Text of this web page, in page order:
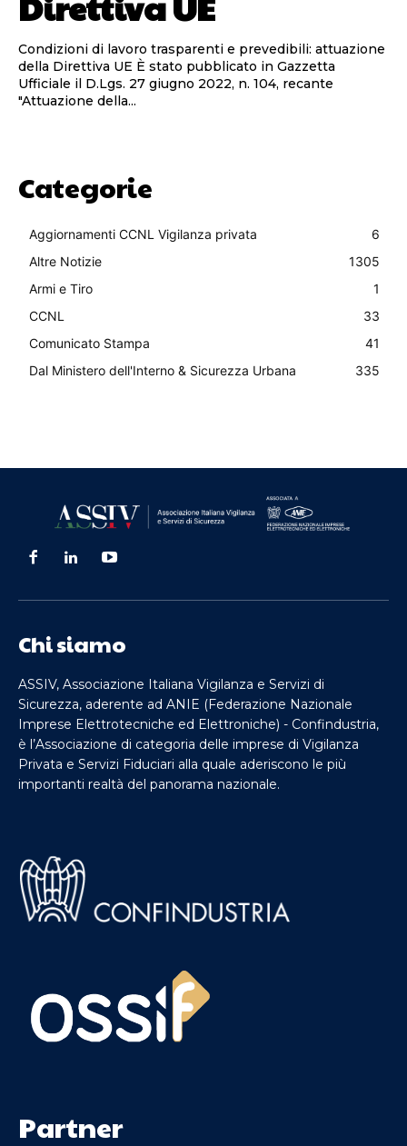
Condizioni di lavoro trasparenti e prevedibili: attuazione
della Direttiva UE ​È stato pubblicato in Gazzetta
Ufficiale il D.Lgs. 27 giugno 2022, n. 104, recante
"Attuazione della...
Categorie
Aggiornamenti CCNL Vigilanza privata
6
Altre Notizie
1305
Armi e Tiro
1
CCNL
33
Comunicato Stampa
41
Dal Ministero dell'Interno & Sicurezza Urbana
335
Chi siamo
ASSIV, Associazione Italiana Vigilanza e Servizi di
Sicurezza, aderente ad ANIE (Federazione Nazionale
Imprese Elettrotecniche ed Elettroniche) - Confindustria,
è l’Associazione di categoria delle imprese di Vigilanza
Privata e Servizi Fiduciari alla quale aderiscono le più
importanti realtà del panorama nazionale.
Partner